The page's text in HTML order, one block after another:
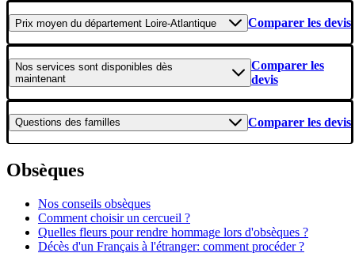
Prix moyen du département Loire-Atlantique Comparer les devis
Nos services sont disponibles dès
maintenant
Comparer les
devis
Questions des familles Comparer les devis
Obsèques
Nos conseils obsèques
Comment choisir un cercueil ?
Quelles fleurs pour rendre hommage lors d'obsèques ?
Décès d'un Français à l'étranger: comment procéder ?